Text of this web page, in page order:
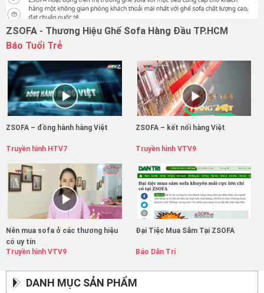
ZSOFA - Thương Hiệu Ghế Sofa Hàng Đầu TP.HCM
Báo Tuổi Trẻ
ZSOFA – đồng hành hàng Việt
Truyền hình HTV7
ZSOFA – kết nối hàng Việt
Truyền hình VTV9
Nên mua sofa ở các thương hiệu
có uy tín
Truyền hình VTV9
Đại Tiệc Mua Sắm Tại ZSOFA
Báo Dân Trí
DANH MỤC SẢN PHẨM